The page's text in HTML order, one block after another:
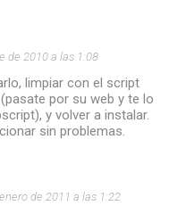
de 2010 a las 1:08
limpiar con el script
por su web y te lo
y volver a instalar.
sin problemas.
de 2011 a las 1:22